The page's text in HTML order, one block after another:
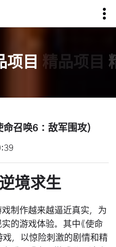
项目 精品项目
召唤6：敌军围攻)
境求生
制作越来越逼近真实，为
的游戏体验。其中《使命
戏，以惊险刺激的剧情和精